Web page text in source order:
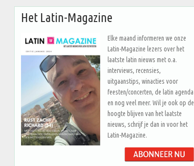
Het Latin-Magazine
Elke maand informeren we onze
Latin-Magazine lezers over het
laatste latin nieuws met o.a.
interviews, recensies,
uitgaanstips, winacties voor
feesten/concerten, de latin agenda
en nog veel meer. Wil je ook op de
hoogte blijven van het laatste
nieuws, schrijf je dan in voor het
Latin-Magazine.